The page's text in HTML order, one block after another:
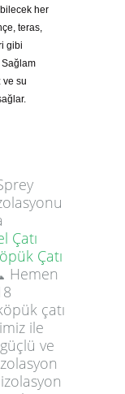
her
teras,
gibi
Sağlam
ve su
Çatı
Çatı
Hemen
çatı
ile
ve